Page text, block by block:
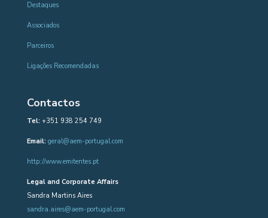
Destaques
Associados
Parceiros
Ligações Recomendadas
Contactos
Tel:+351 938 254 749
Email: geral@aem-portugal.com
http://www.emitentes.pt
Legal and Corporate Affairs
Sandra Martins Aires
sandra.aires@aem-portugal.com